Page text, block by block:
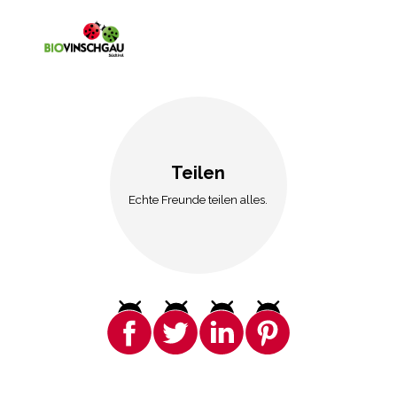
Teilen
Echte Freunde teilen alles.